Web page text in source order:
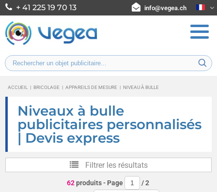
+ 41 225 19 70 13 info@vegea.ch
ACCUEIL | BRICOLAGE | APPAREILS DE MESURE | NIVEAU À BULLE
Niveaux à bulle
publicitaires personnalisés
| Devis express
Filtrer les résultats
62produits- Page /2